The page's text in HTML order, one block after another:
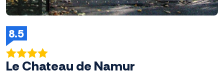
8.5
Le Chateau de Namur